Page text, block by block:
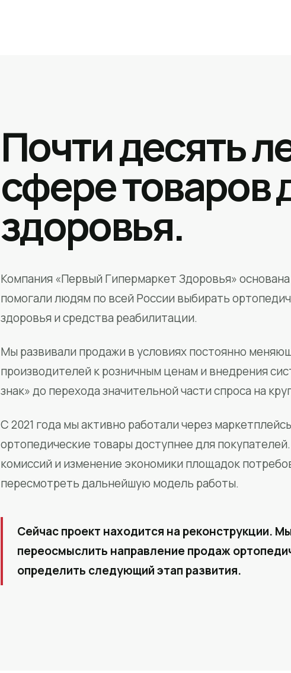
Почти десять
сфере товаров
здоровья.
Компания «Первый Гипермаркет Здоровья»
помогали людям по всей России выбирать
здоровья и средства реабилитации.
Мы развивали продажи в условиях постоянно
производителей к розничным ценам и внедрения
знак» до перехода значительной части спроса на
С 2021 года мы активно работали через
ортопедические товары доступнее для
комиссий и изменение экономики площадок
пересмотреть дальнейшую модель работы.
Сейчас проект находится на реконструкции.
переосмыслить направление продаж
определить следующий этап развития.